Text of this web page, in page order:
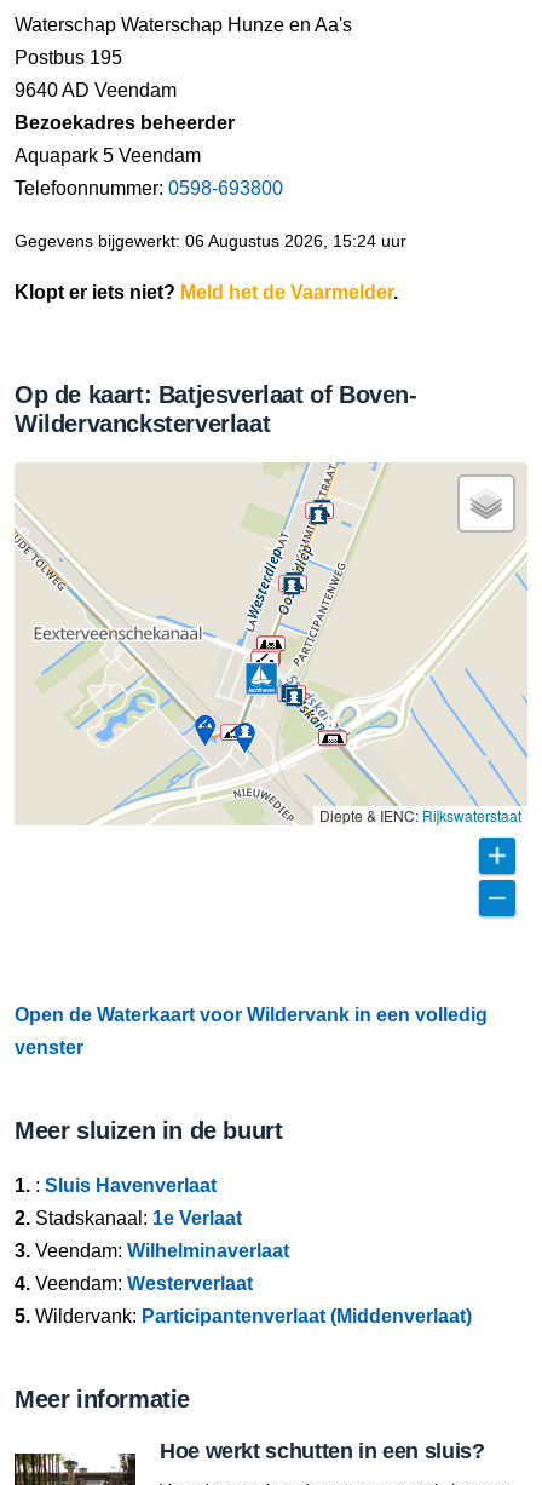
Waterschap Waterschap Hunze en Aa's
Postbus 195
9640 AD Veendam
Bezoekadres beheerder
Aquapark 5 Veendam
Telefoonnummer: 0598-693800
Gegevens bijgewerkt: 06 Augustus 2026, 15:24 uur
Klopt er iets niet? Meld het de Vaarmelder.
Op de kaart: Batjesverlaat of Boven-
Wildervancksterverlaat
Diepte & IENC: Rijkswaterstaat
Open de Waterkaart voor Wildervank in een volledig
venster
Meer sluizen in de buurt
1. : Sluis Havenverlaat
2. Stadskanaal: 1e Verlaat
3. Veendam: Wilhelminaverlaat
4. Veendam: Westerverlaat
5. Wildervank: Participantenverlaat (Middenverlaat)
Meer informatie
Hoe werkt schutten in een sluis?